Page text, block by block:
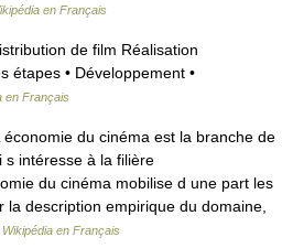
en Français
de film Réalisation
étapes • Développement •
en Français
du cinéma est la branche de
s intéresse à la filière
du cinéma mobilise d une part les
description empirique du domaine,
Wikipédia en Français